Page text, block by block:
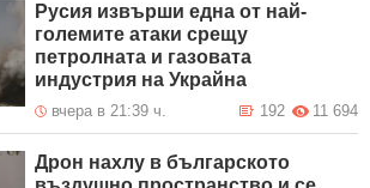
Русия извърши една от най-
големите атаки срещу
петролната и газовата
индустрия на Украйна
вчера в 21:39 ч. 11 694
192
Дрон нахлу в българското